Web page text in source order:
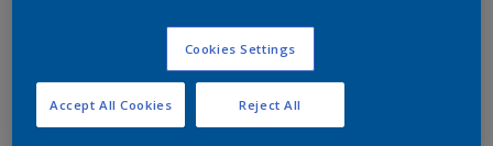
Cookies Settings
Reject All
Accept All Cookies